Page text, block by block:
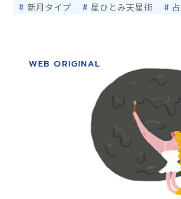
新月タイプ 星ひとみ天星術
WEB ORIGINAL